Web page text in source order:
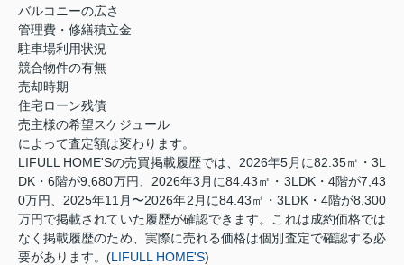
バルコニーの広さ
管理費・修繕積立金
駐車場利用状況
競合物件の有無
売却時期
住宅ローン残債
売主様の希望スケジュール
によって査定額は変わります。
LIFULL HOME'Sの売買掲載履歴では、 2026年5 月に82.35㎡・3L
DK ・6階が9,680万円、 2026年3 月に84.43㎡・ 3LDK・ 4階が7,43
0万円、 2025年11 月〜2026年2 月に84.43㎡・ 3LDK・ 4階が8,300
万円で掲載されていた履歴が確認できます。これは成約価格では
なく掲載履歴のため、実際に売れる価格は個別査定で確認する必
要があります。 (LIFULL HOME'S)